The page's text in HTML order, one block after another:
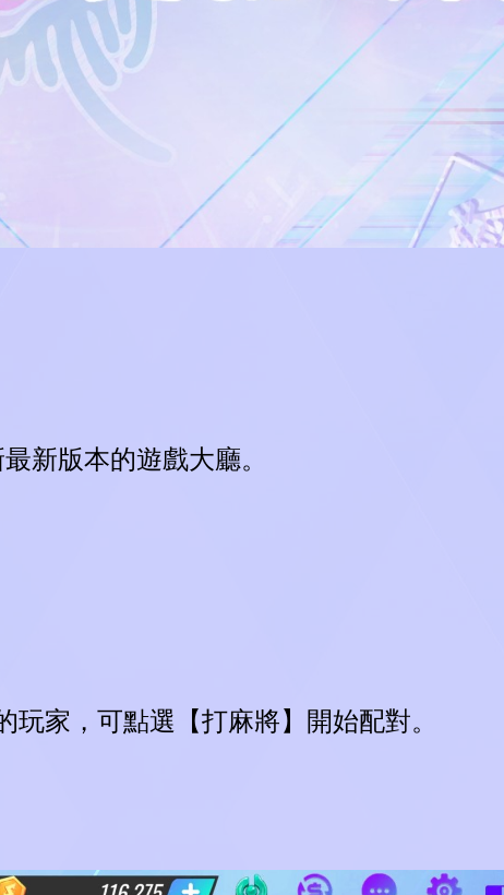
DING...
新版本的遊戲大廳。
家，可點選【打麻將】開始配對。